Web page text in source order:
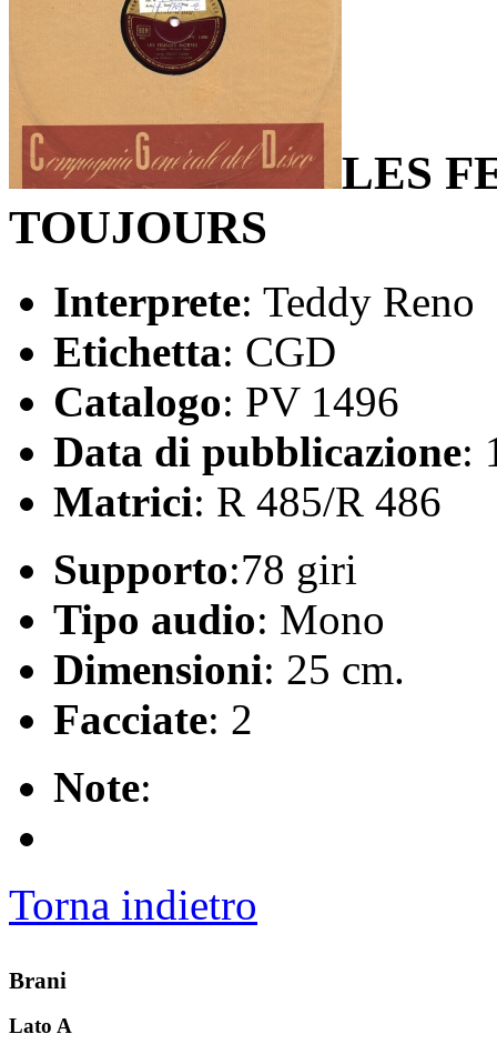
LES
TOUJOURS
Interprete: Teddy Reno
Etichetta: CGD
Catalogo: PV 1496
Data di pubblicazione:
Matrici: R 485/R 486
Supporto:78 giri
Tipo audio: Mono
Dimensioni: 25 cm.
Facciate: 2
Note:
Torna indietro
Brani
Lato A